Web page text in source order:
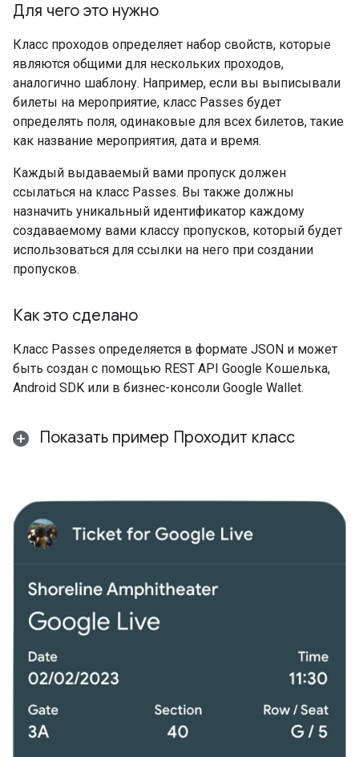
Для чего это нужно
Класс проходов определяет набор свойств, которые
являются общими для нескольких проходов,
аналогично шаблону. Например, если вы выписывали
билеты на мероприятие, класс Passes будет
определять поля, одинаковые для всех билетов, такие
как название мероприятия, дата и время.
Каждый выдаваемый вами пропуск должен
ссылаться на класс Passes. Вы также должны
назначить уникальный идентификатор каждому
создаваемому вами классу пропусков, который будет
использоваться для ссылки на него при создании
пропусков.
Как это сделано
Класс Passes определяется в формате JSON и может
быть создан с помощью REST API Google Кошелька,
Android SDK или в бизнес-консоли Google Wallet.
Показать пример Проходит класс